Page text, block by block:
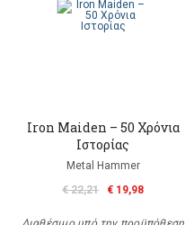
Iron Maiden – 50 Χρόνια
Ιστορίας
Metal Hammer
€ 22,21
€ 19,98